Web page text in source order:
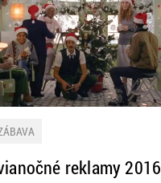
reklamy 2016